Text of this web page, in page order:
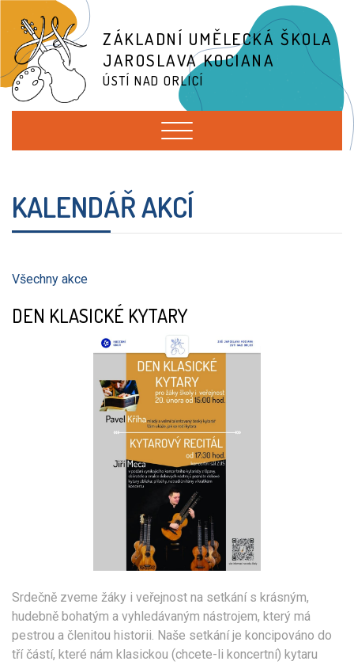
ZÁKLADNÍ UMĚLECKÁ ŠKOLA
JAROSLAVA KOCIANA
ÚSTÍ NAD ORLICÍ
KALENDÁŘ AKCÍ
Všechny akce
DEN KLASICKÉ KYTARY
Srdečně zveme žáky i veřejnost na setkání s krásným,
hudebně bohatým a vyhledávaným nástrojem, který má
pestrou a členitou historii. Naše setkání je koncipováno do
tří částí, které nám klasickou (chcete-li koncertní) kytaru